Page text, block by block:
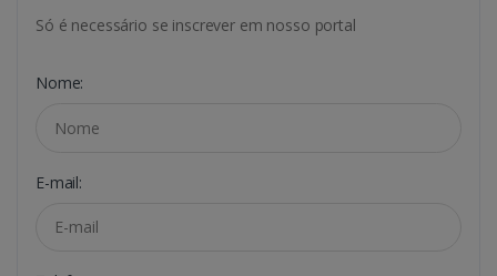
Só é necessário se inscrever em nosso portal
Nome:
E-mail: